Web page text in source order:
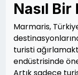
Nasıl
Marmaris,
turisti
endüstrisinde
Artık sadece